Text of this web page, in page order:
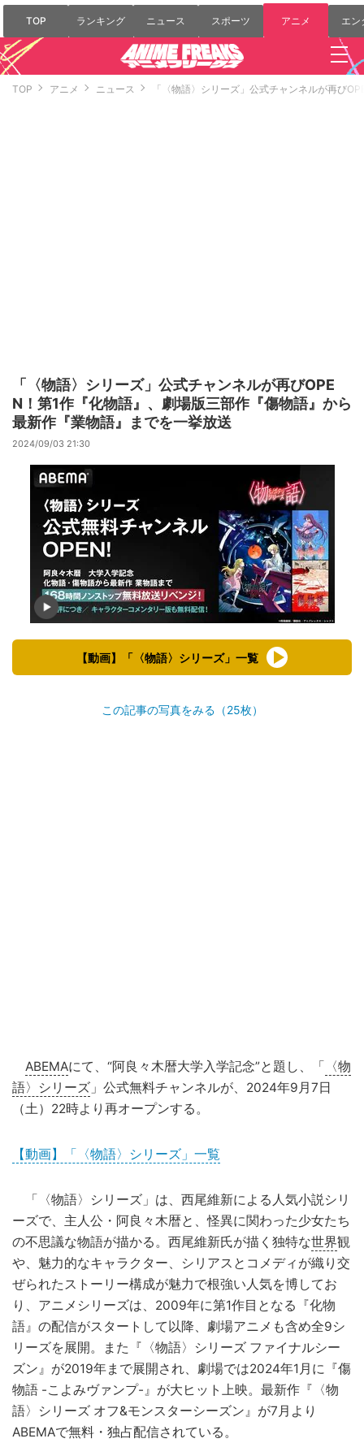
TOP ランキング ニュース スポーツ アニメ エン
TOP アニメ ニュース 「〈物語〉シリーズ」公式チャンネルが再び
「〈物語〉シリーズ」公式チャンネルが再びOPE
N！第1作『化物語』、劇場版三部作『傷物語』から
最新作『業物語』までを一挙放送
2024/09/03 21:30
【動画】「〈物語〉シリーズ」一覧
この記事の写真をみる（25枚）
ABEMAにて、“阿良々木暦大学入学記念”と題し、「
〈物
語〉シリーズ 」公式無料チャンネルが、2024年9月7日
（土）22時より再オープンする。
【動画】「〈物語〉シリーズ」一覧
「〈物語〉シリーズ」は、西尾維新による人気小説シリ
ーズで、主人公・阿良々木暦と、怪異に関わった少女たち
の不思議な物語が描かる。西尾維新氏が描く独特な世界観
や、魅力的なキャラクター、シリアスとコメディが織り交
ぜられたストーリー構成が魅力で根強い人気を博してお
り、アニメシリーズは、2009年に第1作目となる『化物
語』の配信がスタートして以降、劇場アニメも含め全9シ
リーズを展開。また『〈物語〉シリーズ ファイナルシー
ズン』が2019年まで展開され、劇場では2024年1月に『傷
物語 -こよみヴァンプ-』が大ヒット上映。最新作『〈物
語〉シリーズ オフ&モンスターシーズン』が7月より
ABEMAで無料・独占配信されている。